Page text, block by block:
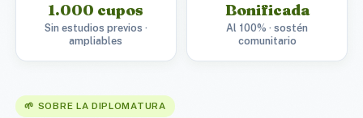
1.000 cupos
Sin estudios previos ·
ampliables
Bonificada
Al 100% · sostén
comunitario
🌱 SOBRE LA DIPLOMATURA